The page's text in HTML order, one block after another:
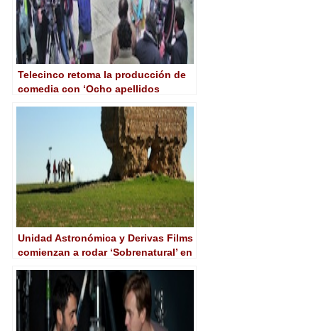
Telecinco retoma la producción de
comedia con ‘Ocho apellidos
Unidad Astronómica y Derivas Films
comienzan a rodar ‘Sobrenatural’ en